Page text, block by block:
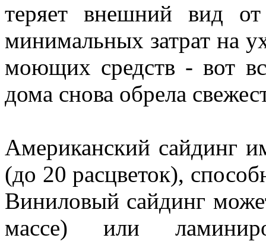
теряет внешний вид
минимальных затрат на
моющих средств - вот
дома снова обрела
Американский сайдинг
(до 20 расцветок),
Виниловый сайдинг
массе) или